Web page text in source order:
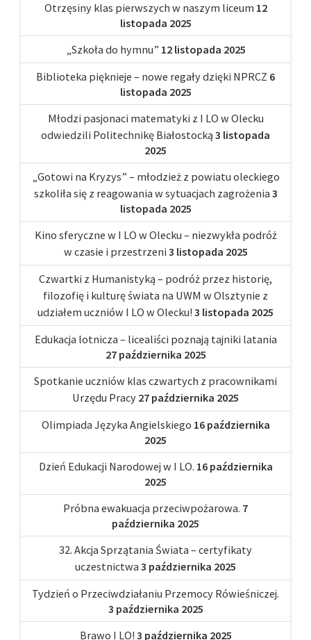
Otrzęsiny klas pierwszych w naszym liceum 12
listopada 2025
„Szkoła do hymnu” 12 listopada 2025
Biblioteka pięknieje – nowe regały dzięki NPRCZ 6
listopada 2025
Młodzi pasjonaci matematyki z I LO w Olecku
odwiedzili Politechnikę Białostocką 3 listopada
2025
„Gotowi na Kryzys” – młodzież z powiatu oleckiego
szkoliła się z reagowania w sytuacjach zagrożenia 3
listopada 2025
Kino sferyczne w I LO w Olecku – niezwykła podróż
w czasie i przestrzeni 3 listopada 2025
Czwartki z Humanistyką – podróż przez historię,
filozofię i kulturę świata na UWM w Olsztynie z
udziałem uczniów I LO w Olecku! 3 listopada 2025
Edukacja lotnicza – licealiści poznają tajniki latania
27 października 2025
Spotkanie uczniów klas czwartych z pracownikami
Urzędu Pracy 27 października 2025
Olimpiada Języka Angielskiego 16 października
2025
Dzień Edukacji Narodowej w I LO. 16 października
2025
Próbna ewakuacja przeciwpożarowa. 7
października 2025
32. Akcja Sprzątania Świata – certyfikaty
uczestnictwa 3 października 2025
Tydzień o Przeciwdziałaniu Przemocy Rówieśniczej.
3 października 2025
Brawo I LO! 3 października 2025